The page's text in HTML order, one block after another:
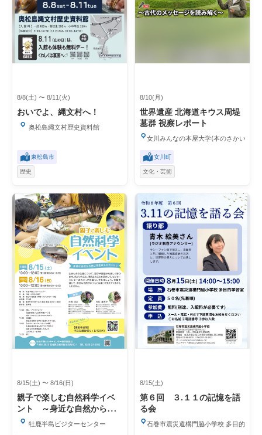
8/8(土) 〜 8/11(火)
おいでよ、縄文村へ！
奥松島縄文村歴史資料館
東松島市
歴史
8/10(月)
世界遺産 北海道キウス周堤
墓群 視察レポート
女川みんなの本屋大学(本のさかい)
女川町
文化・芸術
8/15(土) 〜 8/16(日)
親子で楽しむ自然科学イベ
ント ～身近な自然から感
じる生きもののくらし～
牡鹿半島ビジターセンター
8/15(土)
第６回 ３.１１の記憶を語
る会
石巻市震災遺構門脇小学校 多目的学習